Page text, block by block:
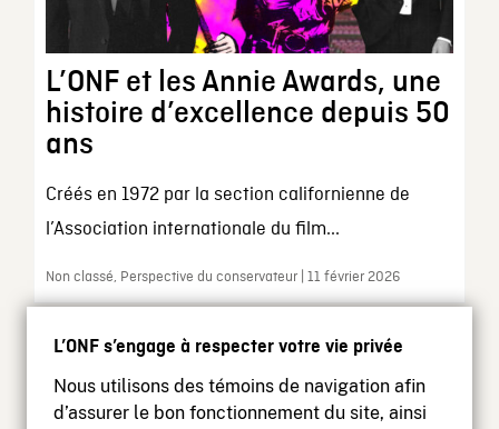
L’ONF s’engage à respecter votre vie privée
Nous utilisons des témoins de navigation afin
d’assurer le bon fonctionnement du site, ainsi
L’ONF et les Annie Awards, une
histoire d’excellence depuis 50
ans
Créés en 1972 par la section californienne de
l’Association internationale du film...
Non classé, Perspective du conservateur | 11 février 2026